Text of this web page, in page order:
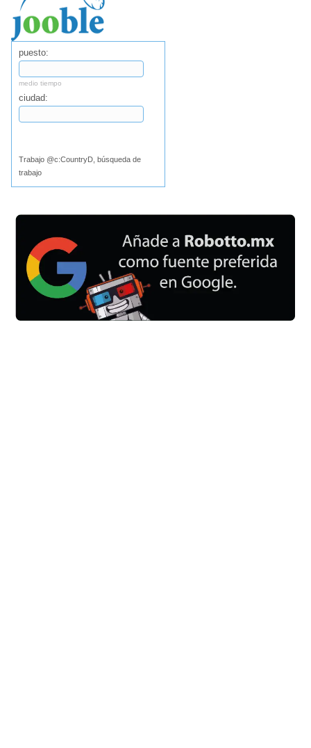
puesto:
medio tiempo
ciudad:
Trabajo @c:CountryD, búsqueda de
trabajo